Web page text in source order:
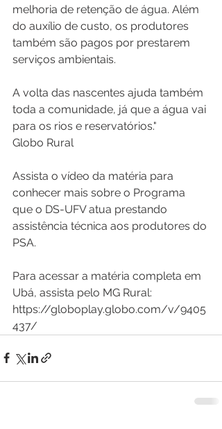
melhoria de retenção de água. Além
do auxílio de custo, os produtores
também são pagos por prestarem
serviços ambientais.
A volta das nascentes ajuda também
toda a comunidade, já que a água vai
para os rios e reservatórios."
Globo Rural
Assista o vídeo da matéria para
conhecer mais sobre o Programa
que o DS-UFV atua prestando
assistência técnica aos produtores do
PSA.
Para acessar a matéria completa em
Ubá, assista pelo MG Rural:
https://globoplay.globo.com/v/9405
437/